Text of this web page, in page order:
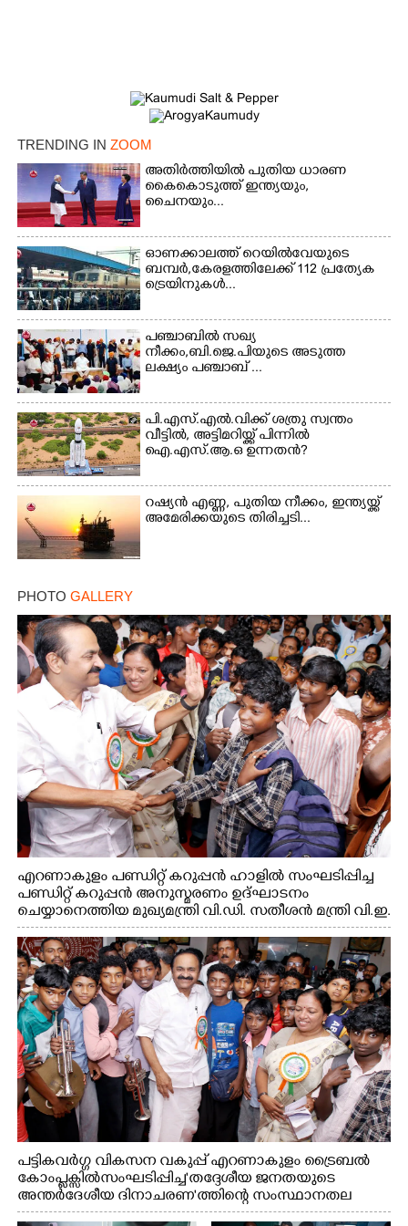
TRENDING IN ZOOM
അതിർത്തിയിൽ പുതിയ ധാരണ
കൈകൊടുത്ത് ഇന്ത്യയും,
ചൈനയും...
ഓണക്കാലത്ത് റെയിൽവേയുടെ
ബമ്പർ,കേരളത്തിലേക്ക് 112 പ്രത്യേക
ട്രെയിനുകൾ...
പഞ്ചാബില്‍ സഖ്യ
നീക്കം,ബി.ജെ.പിയുടെ അടുത്ത
ലക്ഷ്യം പഞ്ചാബ് ...
പി.എസ്.എൽ.വിക്ക് ശത്രു സ്വന്തം
വീട്ടിൽ, അട്ടിമറിയ്ക്ക് പിന്നിൽ
ഐ.എസ്.ആ.ഒ ഉന്നതൻ?
റഷ്യൻ എണ്ണ, പുതിയ നീക്കം, ഇന്ത്യയ്ക്ക്
അമേരിക്കയുടെ തിരിച്ചടി...
PHOTO GALLERY
എറണാകുളം പണ്ഡിറ്റ് കറുപ്പൻ ഹാളിൽ സംഘടിപ്പിച്ച
പണ്ഡിറ്റ് കറുപ്പൻ അനുസ്മരണം ഉദ്ഘാടനം
ചെയ്യാനെത്തിയ മുഖ്യമന്ത്രി വി.ഡി. സതീശൻ മന്ത്രി വി.ഇ.
അബ്ദുൽ ഗഫൂർ ഹൈബി ഈഡൻ എം.പി
എന്നിവരുമായി സൗഹൃദ സംഭാഷണത്തിൽ
പട്ടികവർഗ്ഗ വികസന വകുപ്പ് എറണാകുളം ട്രൈബൽ
കോംപ്ലക്സിൽ സംഘടിപ്പിച്ച "തദ്ദേശീയ ജനതയുടെ
അന്തർദേശീയ ദിനാചരണ"ത്തിന്റെ സംസ്ഥാനതല
ഉദ്ഘാടനത്തിന് ശേഷം മുഖ്യമന്ത്രി വി.ഡി.
×
Share this link
Copy Link